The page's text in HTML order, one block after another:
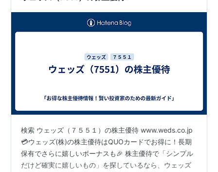
検索 ウェッズ（７５５１）の株主優待 www.weds.co.jp
💳ウェッズ(株)の株主優待はQUOカードでお得に！長期
保有でさらに嬉しいボーナスも🎉 株主優待で「シンプル
だけど確実に嬉しいもの」を探しているなら、ウェッズ